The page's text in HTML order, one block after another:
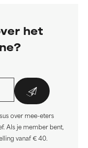
het
over mee-eters
Als je member bent,
vanaf € 40.